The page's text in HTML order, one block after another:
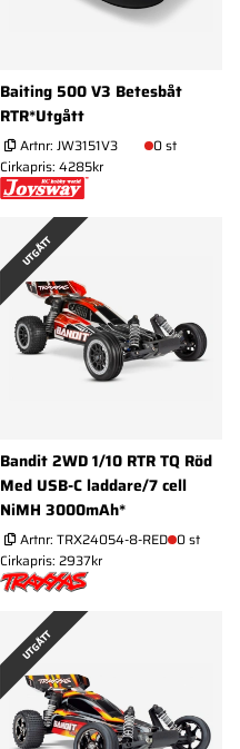
Baiting 500 V3 Betesbåt
RTR*Utgått
Artnr: JW3151V3
0 st
Cirkapris: 4285kr
UTGÅTT
Bandit 2WD 1/10 RTR TQ Röd
Med USB-C laddare/7 cell
NiMH 3000mAh*
Artnr: TRX24054-8-RED 0 st
Cirkapris: 2937kr
UTGÅTT